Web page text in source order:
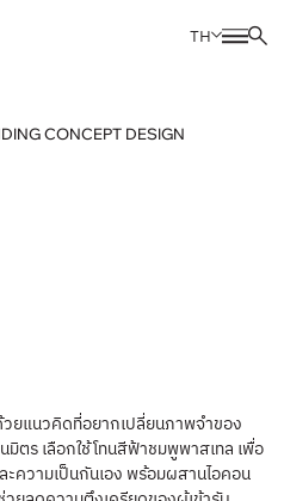
TH
CONCEPT DESIGN
ยแนวคิดที่อยากเปลี่ยนภาพจำของ
มิตร เลือกใช้โทนสีฟ้าชมพูพาสเทล เพื่อ
ความเป็นกันเอง พร้อมผสานไอคอน